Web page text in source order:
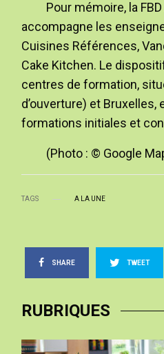
Pour mémoire, la
accompagne les
Cuisines Références,
Cake Kitchen. Le
centres de formation,
d’ouverture) et Bruxelles,
formations initiales et
(Photo : © Google
TAGS A LA UNE
SHARE TWEET
RUBRIQUES